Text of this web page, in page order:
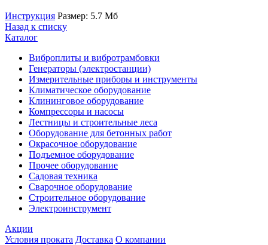
Инструкция Размер: 5.7 Мб
Назад к списку
Каталог
Виброплиты и вибротрамбовки
Генераторы (электростанции)
Измерительные приборы и инструменты
Климатическое оборудование
Клининговое оборудование
Компрессоры и насосы
Лестницы и строительные леса
Оборудование для бетонных работ
Окрасочное оборудование
Подъемное оборудование
Прочее оборудование
Садовая техника
Сварочное оборудование
Строительное оборудование
Электроинструмент
Акции
Условия проката Доставка О компании